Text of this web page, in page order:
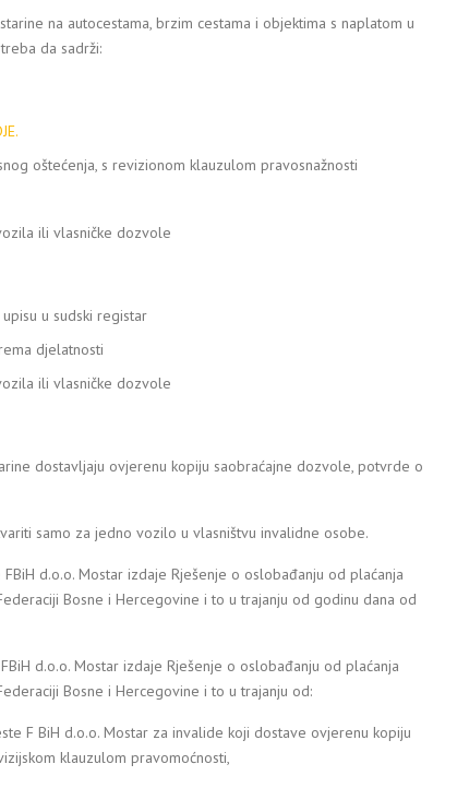
na autocestama, brzim cestama i objektima s naplatom u
da sadrži:
oštećenja, s revizionom klauzulom pravosnažnosti
ili vlasničke dozvole
u sudski registar
djelatnosti
ili vlasničke dozvole
dostavljaju ovjerenu kopiju saobraćajne dozvole, potvrde o
samo za jedno vozilo u vlasništvu invalidne osobe.
d.o.o. Mostar izdaje Rješenje o oslobađanju od plaćanja
Bosne i Hercegovine i to u trajanju od godinu dana od
d.o.o. Mostar izdaje Rješenje o oslobađanju od plaćanja
Bosne i Hercegovine i to u trajanju od:
F BiH d.o.o. Mostar za invalide koji dostave ovjerenu kopiju
klauzulom pravomoćnosti,